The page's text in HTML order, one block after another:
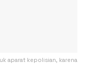
aparat kepolisian, karena